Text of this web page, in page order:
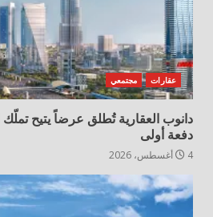
عقارات مجتمعي
دانوب العقارية تُطلق عرضاً يتيح
دفعة أولى
4 أغسطس، 2026